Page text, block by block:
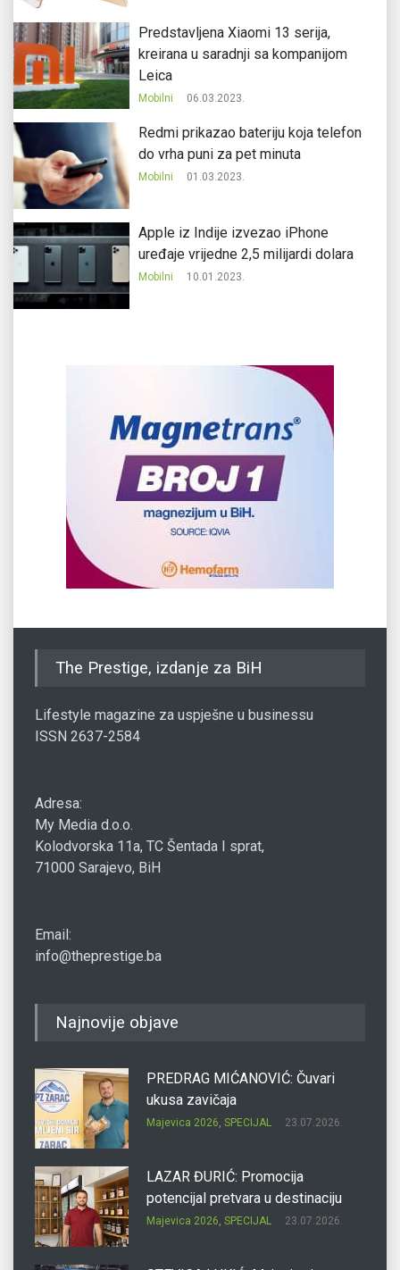
Predstavljena Xiaomi 13 serija,
kreirana u saradnji sa kompanijom
Leica
Mobilni 06.03.2023.
Redmi prikazao bateriju koja telefon
do vrha puni za pet minuta
Mobilni 01.03.2023.
Apple iz Indije izvezao iPhone
uređaje vrijedne 2,5 milijardi dolara
Mobilni 10.01.2023.
The Prestige, izdanje za BiH
Lifestyle magazine za uspješne u businessu
ISSN 2637-2584
Adresa:
My Media d.o.o.
Kolodvorska 11a, TC Šentada I sprat,
71000 Sarajevo, BiH
Email:
info@theprestige.ba
Najnovije objave
PREDRAG MIĆANOVIĆ: Čuvari
ukusa zavičaja
Majevica 2026, SPECIJAL 23.07.2026.
LAZAR ĐURIĆ: Promocija
potencijal pretvara u destinaciju
Majevica 2026, SPECIJAL 23.07.2026.